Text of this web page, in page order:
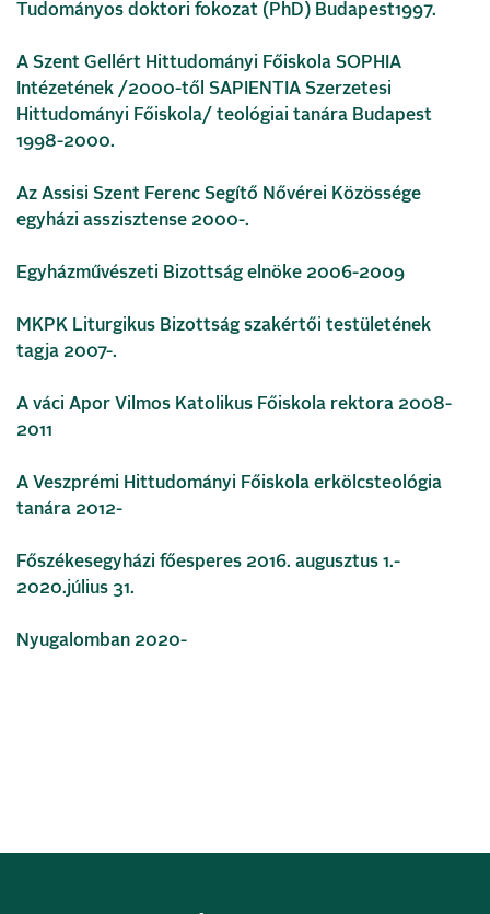
Tudományos doktori fokozat (PhD) Budapest1997.
A Szent Gellért Hittudományi Főiskola SOPHIA
Intézetének /2000-től SAPIENTIA Szerzetesi
Hittudományi Főiskola/ teológiai tanára Budapest
1998-2000.
Az Assisi Szent Ferenc Segítő Nővérei Közössége
egyházi asszisztense 2000-.
Egyházművészeti Bizottság elnöke 2006-2009
MKPK Liturgikus Bizottság szakértői testületének
tagja 2007-.
A váci Apor Vilmos Katolikus Főiskola rektora 2008-
2011
A Veszprémi Hittudományi Főiskola erkölcsteológia
tanára 2012-
Főszékesegyházi főesperes 2016. augusztus 1.-
2020.július 31.
Nyugalomban 2020-